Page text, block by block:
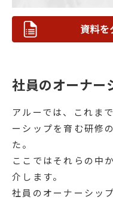
社員のオーナー
アルーでは、これま
ーシップを育む研修
た。
ここではそれらの中
介します。
社員のオーナーシッ